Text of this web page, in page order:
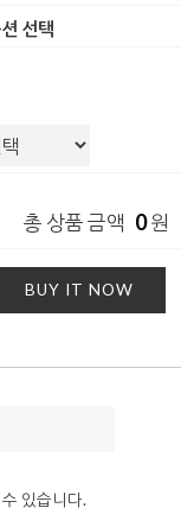
선택
총 상품 금액 0원
BUY IT NOW
있습니다.